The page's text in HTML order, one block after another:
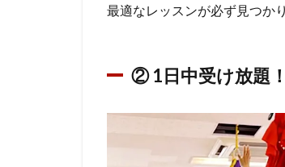
つ
① 初
最適なレッスンが必ず見つか
② 1日中受け放題